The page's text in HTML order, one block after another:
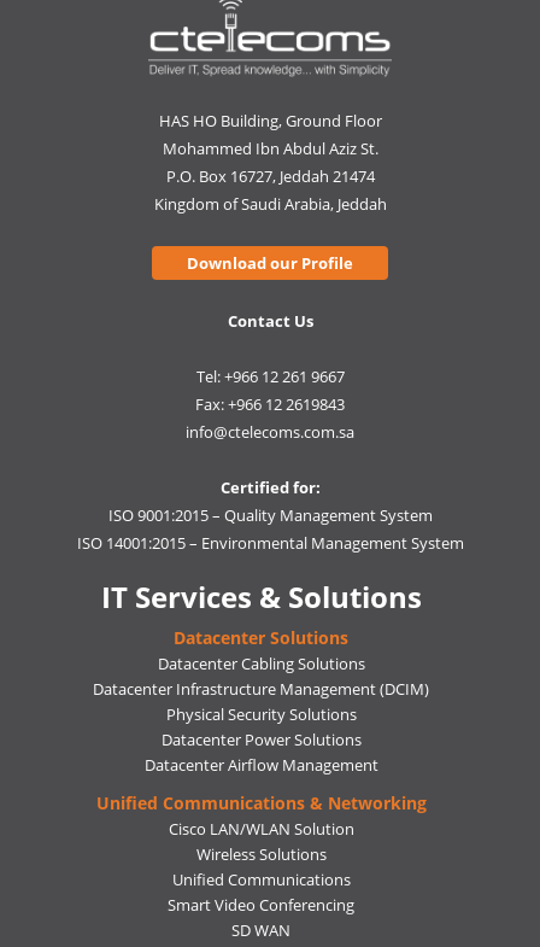
HAS HO Building, Ground Floor
Mohammed Ibn Abdul Aziz St.
P.O. Box 16727, Jeddah 21474
Kingdom of Saudi Arabia, Jeddah
Download our Profile
Contact Us
Tel: +966 12 261 9667
Fax: +966 12 2619843
info@ctelecoms.com.sa
Certified for:
ISO 9001:2015 – Quality Management System
ISO 14001:2015 – Environmental Management System
IT Services & Solutions
Datacenter Solutions
Datacenter Cabling Solutions
Datacenter Infrastructure Management (DCIM)
Physical Security Solutions
Datacenter Power Solutions
Datacenter Airflow Management
Unified Communications & Networking
Cisco LAN/WLAN Solution
Wireless Solutions
Unified Communications
Smart Video Conferencing
SD WAN